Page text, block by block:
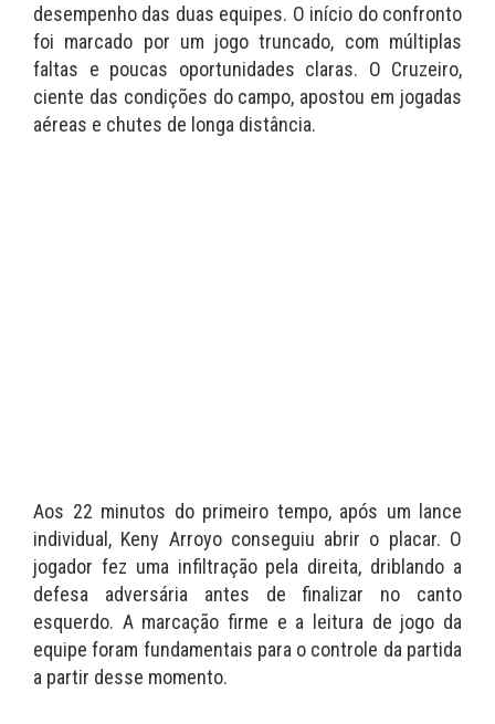
desempenho das duas equipes. O início do confronto
foi marcado por um jogo truncado, com múltiplas
faltas e poucas oportunidades claras. O Cruzeiro,
ciente das condições do campo, apostou em jogadas
aéreas e chutes de longa distância.
Aos 22 minutos do primeiro tempo, após um lance
individual, Keny Arroyo conseguiu abrir o placar. O
jogador fez uma infiltração pela direita, driblando a
defesa adversária antes de finalizar no canto
esquerdo. A marcação firme e a leitura de jogo da
equipe foram fundamentais para o controle da partida
a partir desse momento.